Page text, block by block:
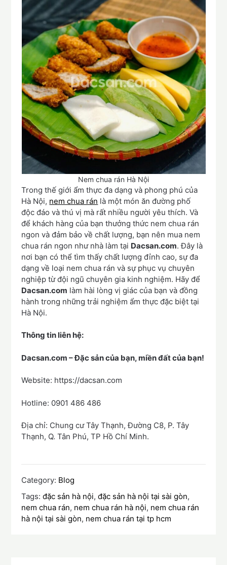
Nem chua rán Hà Nội
Trong thế giới ẩm thực đa dạng và phong phú của
Hà Nội, nem chua rán là một món ăn đường phố
độc đáo và thú vị mà rất nhiều người yêu thích. Và
để khách hàng của bạn thưởng thức nem chua rán
ngon và đảm bảo về chất lượng, bạn nên mua nem
chua rán ngon như nhà làm tại Dacsan.com. Đây là
nơi bạn có thể tìm thấy chất lượng đỉnh cao, sự đa
dạng về loại nem chua rán và sự phục vụ chuyên
nghiệp từ đội ngũ chuyên gia kinh nghiệm. Hãy để
Dacsan.com làm hài lòng vị giác của bạn và đồng
hành trong những trải nghiệm ẩm thực đặc biệt tại
Hà Nội.
Thông tin liên hệ:
Dacsan.com – Đặc sản của bạn, miền đất của bạn!
Website: https://dacsan.com
Hotline: 0901 486 486
Địa chỉ: Chung cư Tây Thạnh, Đường C8, P. Tây
Thạnh, Q. Tân Phú, TP Hồ Chí Minh.
Category: Blog
Tags:đặc sản hà nội,đặc sản hà nội tại sài gòn,
nem chua rán, nem chua rán hà nội, nem chua rán
hà nội tại sài gòn, nem chua rán tại tp hcm